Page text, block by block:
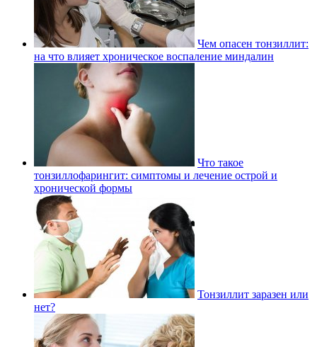
Чем опасен тонзиллит:
на что влияет хроническое воспаление миндалин
Что такое
тонзиллофарингит: симптомы и лечение острой и
хронической формы
Тонзиллит заразен или
нет?